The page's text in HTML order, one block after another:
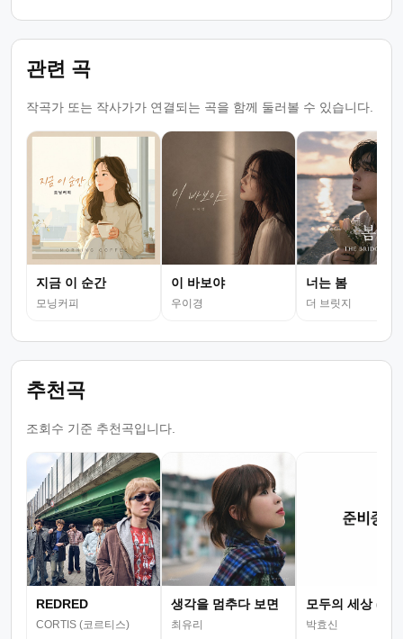
관련 곡
작곡가 또는 작사가가 연결되는 곡을 함께 둘러볼 수 있습니다.
지금 이 순간
모닝커피
이 바보야
우이경
너는 봄
더 브릿지
추천곡
조회수 기준 추천곡입니다.
REDRED
CORTIS (코르티스)
생각을 멈추다 보면
최유리
모두의 세상 (뮤
박효신